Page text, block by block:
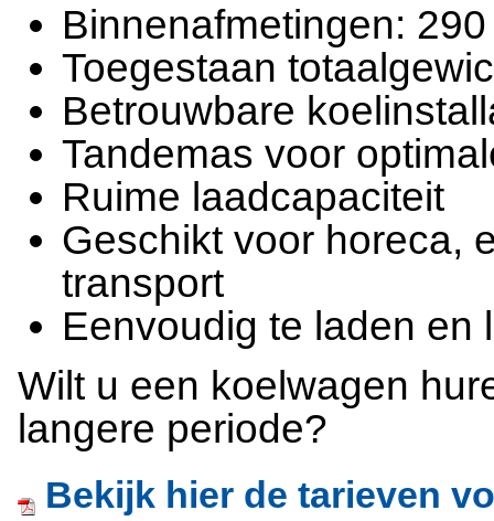
Binnenafmetingen:
Toegestaan
Betrouwbare
Tandemas voor
Ruime laadcapaciteit
Geschikt voor horeca,
transport
Eenvoudig te laden en
Wilt u een koelwagen
langere periode?
Bekijk hier de tarieven